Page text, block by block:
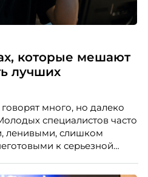
которые мешают
лучших
много, но далеко
специалистов часто
ленивыми, слишком
к серьезной